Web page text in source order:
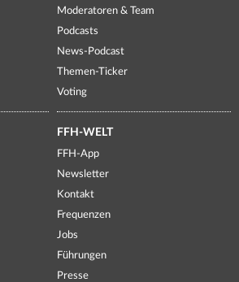
Moderatoren & Team
Podcasts
News-Podcast
Themen-Ticker
Voting
FFH-WELT
FFH-App
Newsletter
Kontakt
Frequenzen
Jobs
Führungen
Presse